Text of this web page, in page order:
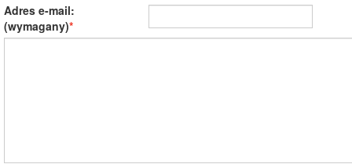
Adres e-mail:
(wymagany)